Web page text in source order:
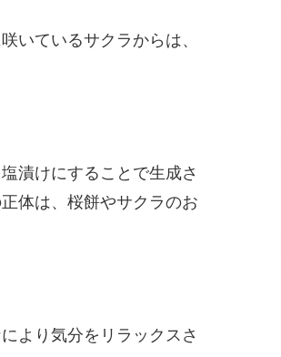
いているサクラからは、
漬けにすることで生成さ
体は、桜餅やサクラのお
より気分をリラックスさ